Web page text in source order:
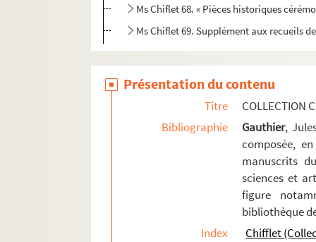
Ms Chiflet 68. « Pièces historiques
Ms Chiflet 69. Supplément aux recueils
Présentation du contenu
Titre
COLLECTION
Bibliographie
Gauthier,
composée,
manuscrits
sciences et
figure
bibliothèque
Index
Chifflet